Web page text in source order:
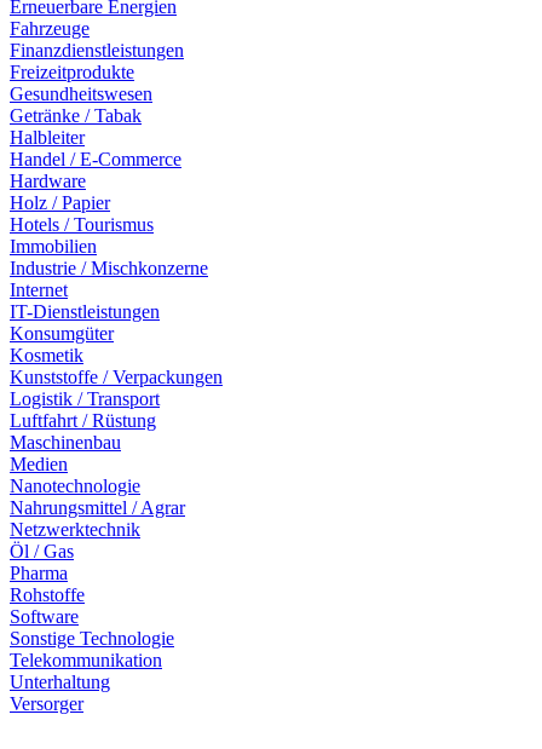
Erneuerbare Energien
Fahrzeuge
Finanzdienstleistungen
Freizeitprodukte
Gesundheitswesen
Getränke / Tabak
Halbleiter
Handel / E-Commerce
Hardware
Holz / Papier
Hotels / Tourismus
Immobilien
Industrie / Mischkonzerne
Internet
IT-Dienstleistungen
Konsumgüter
Kosmetik
Kunststoffe / Verpackungen
Logistik / Transport
Luftfahrt / Rüstung
Maschinenbau
Medien
Nanotechnologie
Nahrungsmittel / Agrar
Netzwerktechnik
Öl / Gas
Pharma
Rohstoffe
Software
Sonstige Technologie
Telekommunikation
Unterhaltung
Versorger